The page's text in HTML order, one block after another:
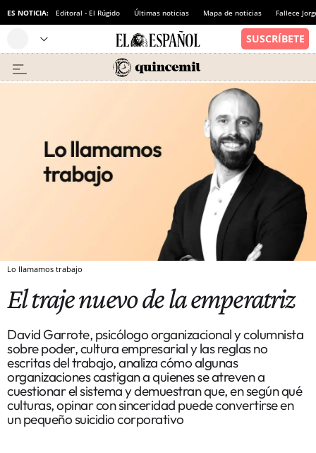
ES NOTICIA: Editoral - El Rúgido Últimas noticias Mapa de noticias Fallece
Lo llamamos trabajo
El traje nuevo de la emperatriz
David Garrote, psicólogo organizacional y columnista
sobre poder, cultura empresarial y las reglas no
escritas del trabajo, analiza cómo algunas
organizaciones castigan a quienes se atreven a
cuestionar el sistema y demuestran que, en según qué
culturas, opinar con sinceridad puede convertirse en
un pequeño suicidio corporativo